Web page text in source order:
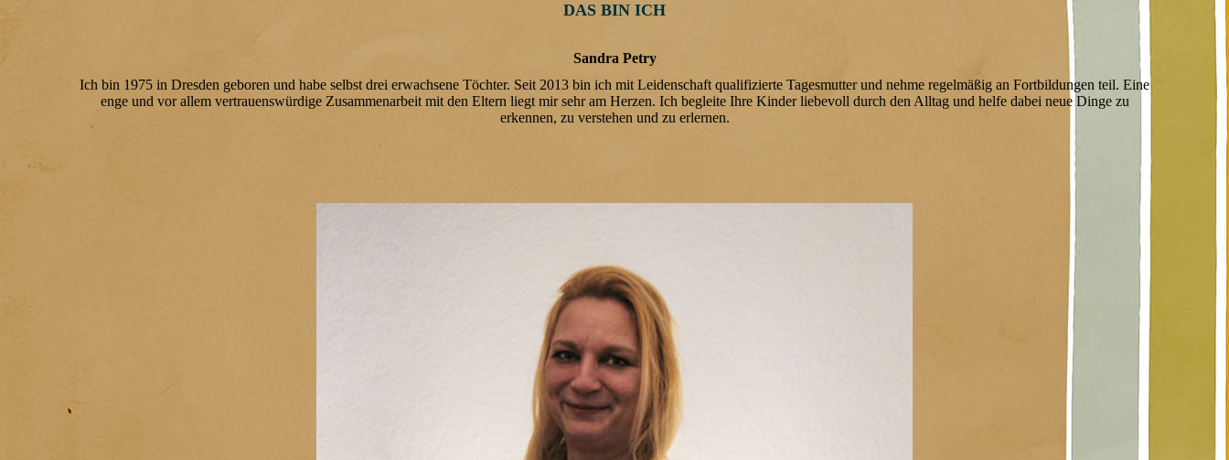
DAS BIN ICH
Sandra Petry
Ich bin 1975 in Dresden geboren und habe selbst drei erwachsene Töchter. Seit 2013 bin ich mit Leidenschaft qualifizierte Tagesmutter und nehme regelmäßig an Fortbildungen teil. Eine
enge und vor allem vertrauenswürdige Zusammenarbeit mit den Eltern liegt mir sehr am Herzen. Ich begleite Ihre Kinder liebevoll durch den Alltag und helfe dabei neue Dinge zu
erkennen, zu verstehen und zu erlernen.